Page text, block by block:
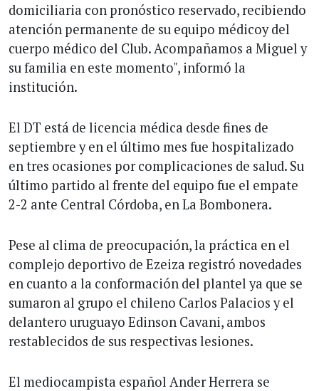
domiciliaria con pronóstico reservado, recibiendo
atención permanente de su equipo médicoy del
cuerpo médico del Club. Acompañamos a Miguel y
su familia en este momento", informó la
institución.
El DT está de licencia médica desde fines de
septiembre y en el último mes fue hospitalizado
en tres ocasiones por complicaciones de salud. Su
último partido al frente del equipo fue el empate
2-2 ante Central Córdoba, en La Bombonera.
Pese al clima de preocupación, la práctica en el
complejo deportivo de Ezeiza registró novedades
en cuanto a la conformación del plantel ya que se
sumaron al grupo el chileno Carlos Palacios y el
delantero uruguayo Edinson Cavani, ambos
restablecidos de sus respectivas lesiones.
El mediocampista español Ander Herrera se